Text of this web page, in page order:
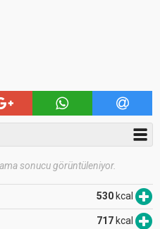
sonucu görüntüleniyor.
530 kcal
717 kcal